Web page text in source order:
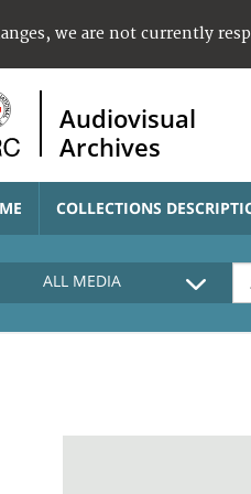
we are not currently
Audiovisual
Archives
COLLECTIONS
ALL MEDIA